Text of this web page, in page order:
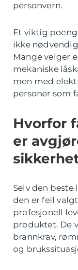
personvern.
Et viktig
ikke
Mange velger
mekaniske
men med
personer som
Hvorfor
er
Selv den beste
den er feil
profesjonell
produktet. De
brannkrav,
og